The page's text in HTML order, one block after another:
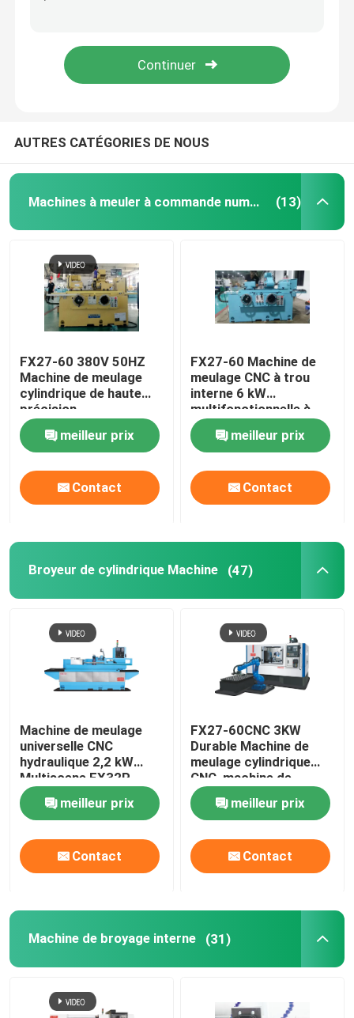
Rectifieuse verticale
Machines de broyage à vilebrequin
Machines à c.n.c.
Machines de broyage à outils CNC
Machine de broyage à dépassement
Résistant à l'usure pour l'industrie
AUTRES CATÉGORIES DE NOUS
Machines à meuler à commande numérique (13)
FX27-60 380V 50HZ
Machine de meulage
cylindrique de haute
précision
meilleur prix
Contact
FX27-60 Machine de
meulage CNC à trou
interne 6 kW
multifonctionnelle à
3000 tr / min
meilleur prix
Contact
Broyeur de cylindrique Machine (47)
Machine de meulage
universelle CNC
hydraulique 2,2 kW
Multiscene FX32P-
100CNC
meilleur prix
Contact
FX27-60CNC 3KW
Durable Machine de
meulage cylindrique
CNC, machine de
meulage universelle
multiscènemeilleur prix
Contact
Machine de broyage interne (31)